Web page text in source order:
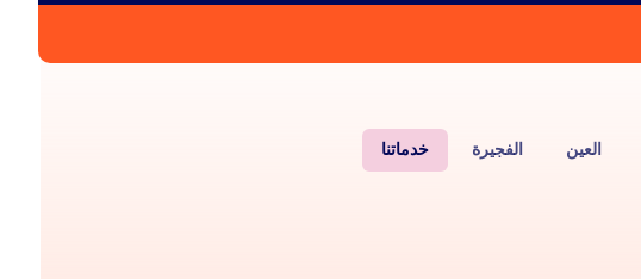
العين الفجيرة خدماتنا